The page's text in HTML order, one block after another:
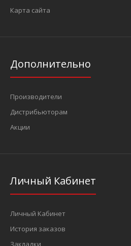
Карта сайта
Дополнительно
Производители
Дистрибьюторам
Акции
Личный Кабинет
Личный Кабинет
История заказов
Закладки